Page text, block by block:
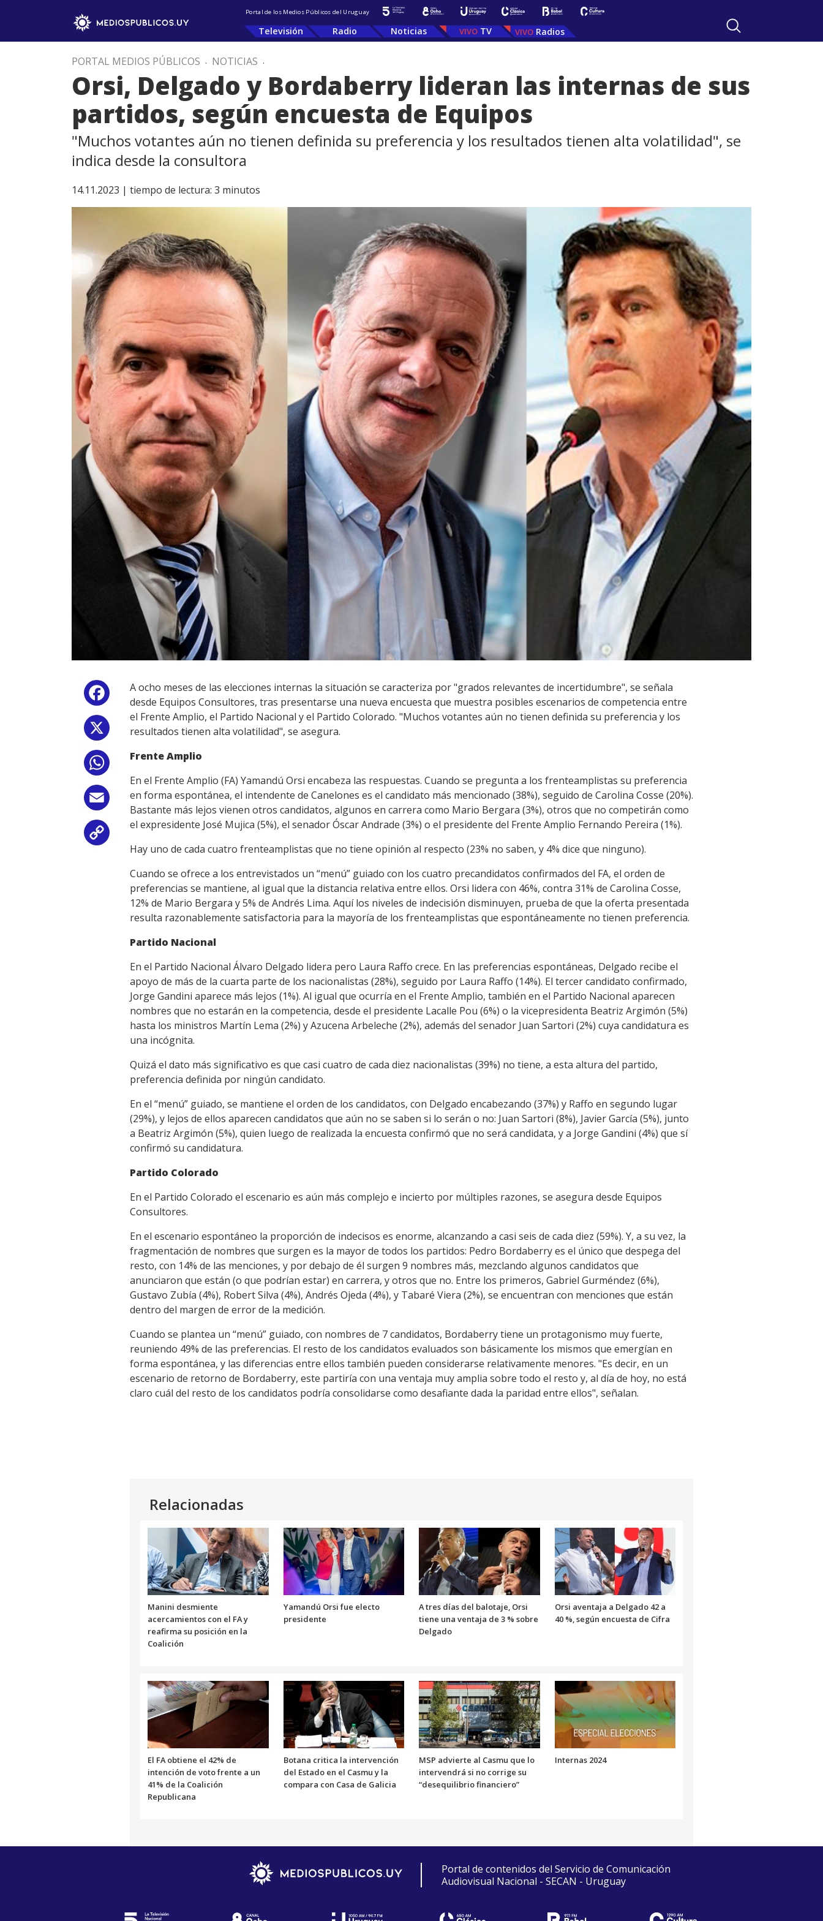
Portal de los Medios Públicos del Uruguay
Televisión Radio Noticias TV Radios
PORTAL MEDIOS PÚBLICOS . NOTICIAS .
Orsi, Delgado y Bordaberry lideran las internas de sus
partidos, según encuesta de Equipos
"Muchos votantes aún no tienen definida su preferencia y los resultados tienen alta volatilidad", se
indica desde la consultora
14.11.2023 | tiempo de lectura: 3 minutos
Facebook
Email
A ocho meses de las elecciones internas la situación se caracteriza por "grados relevantes de incertidumbre", se señala
desde Equipos Consultores, tras presentarse una nueva encuesta que muestra posibles escenarios de competencia entre
el Frente Amplio, el Partido Nacional y el Partido Colorado. "Muchos votantes aún no tienen definida su preferencia y los
resultados tienen alta volatilidad", se asegura.
Frente Amplio
En el Frente Amplio (FA) Yamandú Orsi encabeza las respuestas. Cuando se pregunta a los frenteamplistas su preferencia
en forma espontánea, el intendente de Canelones es el candidato más mencionado (38%), seguido de Carolina Cosse (20%).
Bastante más lejos vienen otros candidatos, algunos en carrera como Mario Bergara (3%), otros que no competirán como
el expresidente José Mujica (5%), el senador Óscar Andrade (3%) o el presidente del Frente Amplio Fernando Pereira (1%).
Hay uno de cada cuatro frenteamplistas que no tiene opinión al respecto (23% no saben, y 4% dice que ninguno).
Cuando se ofrece a los entrevistados un “menú” guiado con los cuatro precandidatos confirmados del FA, el orden de
preferencias se mantiene, al igual que la distancia relativa entre ellos. Orsi lidera con 46%, contra 31% de Carolina Cosse,
12% de Mario Bergara y 5% de Andrés Lima. Aquí los niveles de indecisión disminuyen, prueba de que la oferta presentada
resulta razonablemente satisfactoria para la mayoría de los frenteamplistas que espontáneamente no tienen preferencia.
Partido Nacional
En el Partido Nacional Álvaro Delgado lidera pero Laura Raffo crece. En las preferencias espontáneas, Delgado recibe el
apoyo de más de la cuarta parte de los nacionalistas (28%), seguido por Laura Raffo (14%). El tercer candidato confirmado,
Jorge Gandini aparece más lejos (1%). Al igual que ocurría en el Frente Amplio, también en el Partido Nacional aparecen
nombres que no estarán en la competencia, desde el presidente Lacalle Pou (6%) o la vicepresidenta Beatriz Argimón (5%)
hasta los ministros Martín Lema (2%) y Azucena Arbeleche (2%), además del senador Juan Sartori (2%) cuya candidatura es
una incógnita.
Quizá el dato más significativo es que casi cuatro de cada diez nacionalistas (39%) no tiene, a esta altura del partido,
preferencia definida por ningún candidato.
En el “menú” guiado, se mantiene el orden de los candidatos, con Delgado encabezando (37%) y Raffo en segundo lugar
(29%), y lejos de ellos aparecen candidatos que aún no se saben si lo serán o no: Juan Sartori (8%), Javier García (5%), junto
a Beatriz Argimón (5%), quien luego de realizada la encuesta confirmó que no será candidata, y a Jorge Gandini (4%) que sí
confirmó su candidatura.
Partido Colorado
En el Partido Colorado el escenario es aún más complejo e incierto por múltiples razones, se asegura desde Equipos
Consultores.
En el escenario espontáneo la proporción de indecisos es enorme, alcanzando a casi seis de cada diez (59%). Y, a su vez, la
fragmentación de nombres que surgen es la mayor de todos los partidos: Pedro Bordaberry es el único que despega del
resto, con 14% de las menciones, y por debajo de él surgen 9 nombres más, mezclando algunos candidatos que
anunciaron que están (o que podrían estar) en carrera, y otros que no. Entre los primeros, Gabriel Gurméndez (6%),
Gustavo Zubía (4%), Robert Silva (4%), Andrés Ojeda (4%), y Tabaré Viera (2%), se encuentran con menciones que están
dentro del margen de error de la medición.
Cuando se plantea un “menú” guiado, con nombres de 7 candidatos, Bordaberry tiene un protagonismo muy fuerte,
reuniendo 49% de las preferencias. El resto de los candidatos evaluados son básicamente los mismos que emergían en
forma espontánea, y las diferencias entre ellos también pueden considerarse relativamente menores. "Es decir, en un
escenario de retorno de Bordaberry, este partiría con una ventaja muy amplia sobre todo el resto y, al día de hoy, no está
claro cuál del resto de los candidatos podría consolidarse como desafiante dada la paridad entre ellos", señalan.
Relacionadas
Manini desmiente
acercamientos con el FA y
reafirma su posición en la
Coalición
Yamandú Orsi fue electo
presidente
A tres días del balotaje, Orsi
tiene una ventaja de 3 % sobre
Delgado
Orsi aventaja a Delgado 42 a
40 %, según encuesta de Cifra
El FA obtiene el 42% de
intención de voto frente a un
41% de la Coalición
Republicana
Botana critica la intervención
del Estado en el Casmu y la
compara con Casa de Galicia
MSP advierte al Casmu que lo
intervendrá si no corrige su
“desequilibrio financiero”
Internas 2024
Portal de contenidos del Servicio de Comunicación
Audiovisual Nacional - SECAN - Uruguay